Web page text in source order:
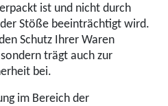
ist und nicht durch
Stöße beeinträchtigt wird.
Schutz Ihrer Waren
trägt auch zur
bei.
im Bereich der